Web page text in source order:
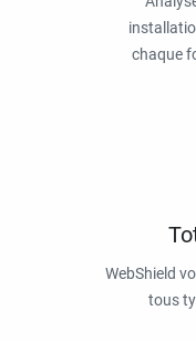
chaque
WebShield
tous